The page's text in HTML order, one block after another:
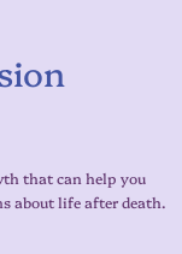
that can help you
about life after death.